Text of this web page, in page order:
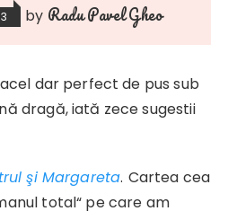
by Radu Pavel Gheo
dar perfect de pus sub
dragă, iată zece sugestii
şi Margareta. Cartea cea
total“ pe care am